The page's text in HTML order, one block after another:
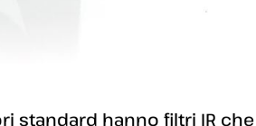
standard hanno filtri IR che